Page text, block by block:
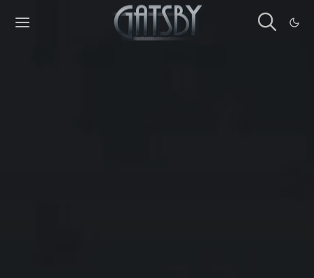
Cookies management panel